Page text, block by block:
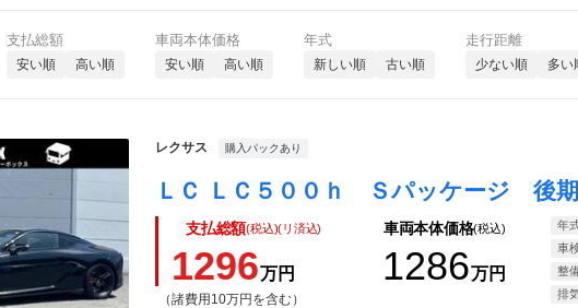
支払総額
安い順 高い順
車両本体価格
安い順 高い順
年式
新しい順 古い順
走行距離
少ない順 多い
レクサス 購入パックあり
支払総額(税込)(リ済込)
1296万円
（諸費用10万円を含む）
車両本体価格(税込)
1286万円
年
車
整
排